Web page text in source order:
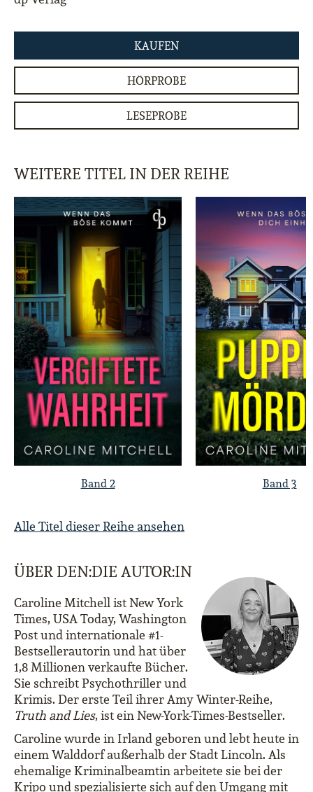
KAUFEN
HÖRPROBE
LESEPROBE
WEITERE TITEL IN DER REIHE
Band 2 Band 3
Alle Titel dieser Reihe ansehen
ÜBER DEN:DIE AUTOR:IN
Caroline Mitchell ist New York
Times, USA Today, Washington
Post und internationale #1-
Bestsellerautorin und hat über
1,8 Millionen verkaufte Bücher.
Sie schreibt Psychothriller und
Krimis. Der erste Teil ihrer Amy Winter-Reihe,
Truth and Lies, ist ein New-York-Times-Bestseller.
Caroline wurde in Irland geboren und lebt heute in
einem Walddorf außerhalb der Stadt Lincoln. Als
ehemalige Kriminalbeamtin arbeitete sie bei der
Kripo und spezialisierte sich auf den Umgang mit